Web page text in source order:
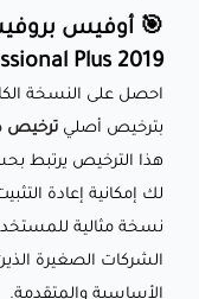
Plus 2019 🔑💻
بترخيص أصلي ترخيص
هذا الترخيص يرتبط
لك إمكانية إعادة
نسخة مثالية
الشركات الصغيرة
الأساسية والمتقدمة.